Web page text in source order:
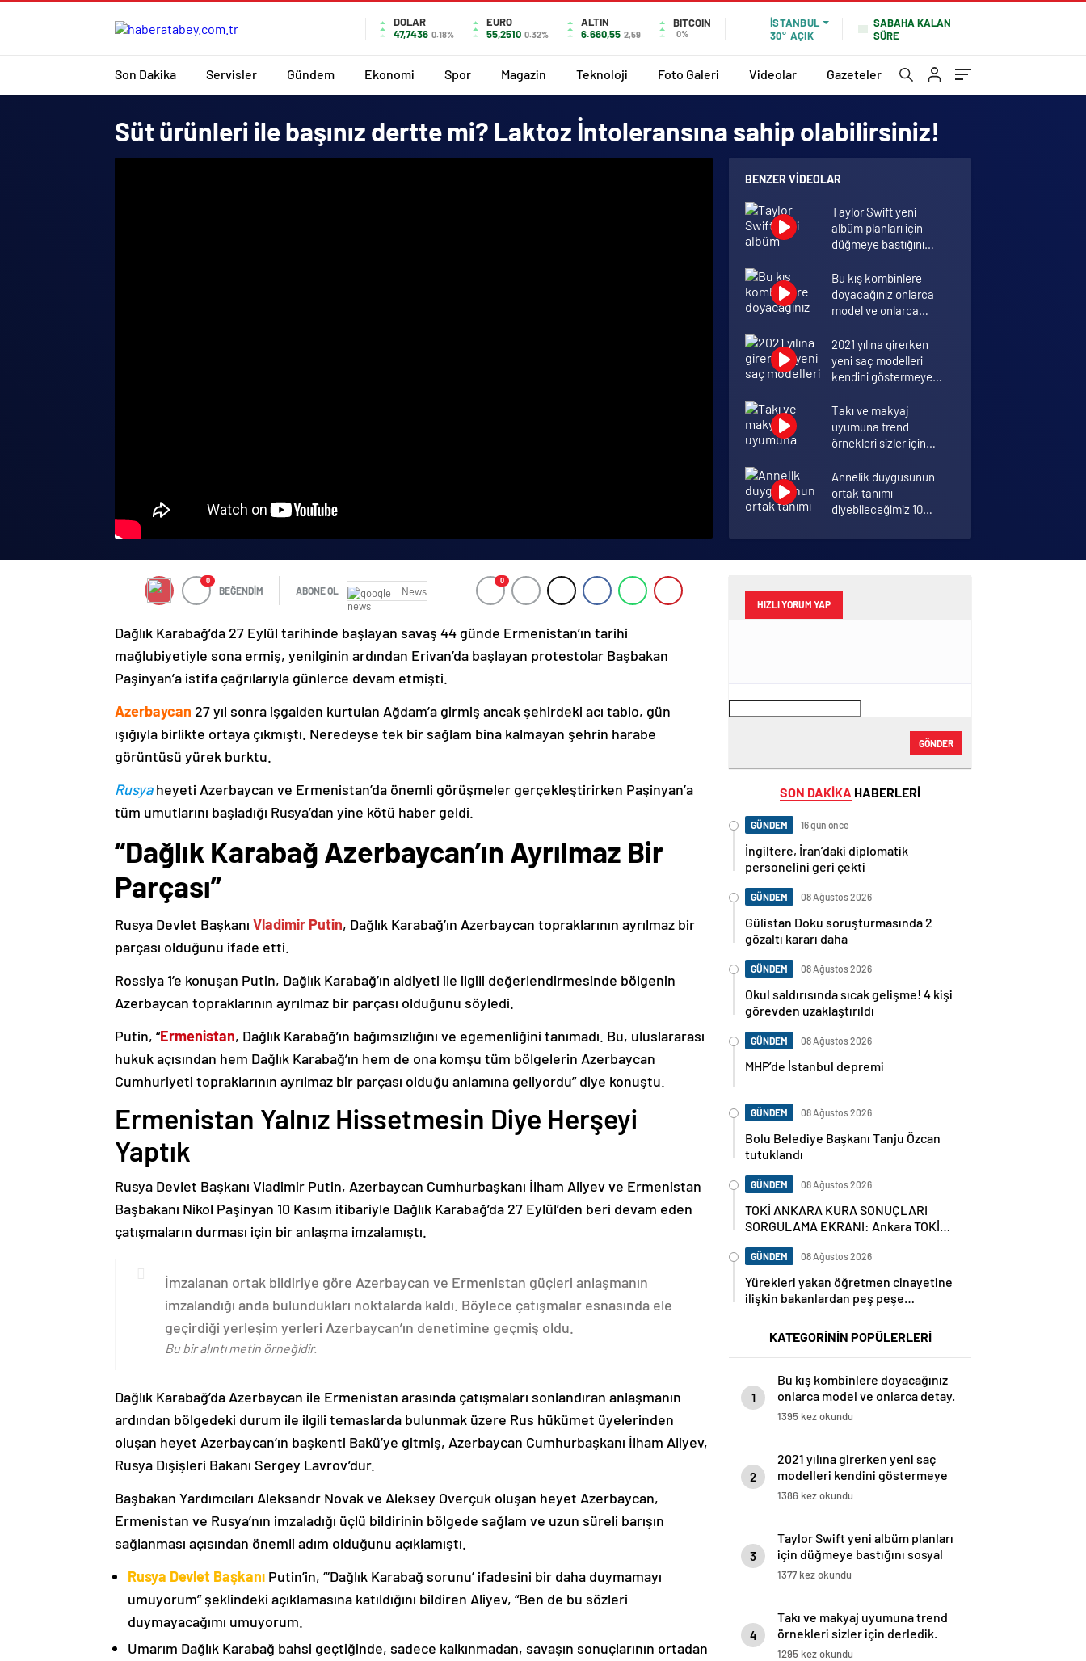
DOLAR
47,7436 0.18%
EURO
55,2510 0.32%
ALTIN
6.660,55 2,59
BITCOIN
0%
İSTANBUL
30° AÇIK
SABAHA KALAN
SÜRE
Son Dakika Servisler Gündem Ekonomi Spor Magazin Teknoloji Foto Galeri Videolar Gazeteler
Süt ürünleri ile başınız dertte mi? Laktoz İntoleransına sahip olabilirsiniz!
BENZER VIDEOLAR
Taylor Swift yeni
albüm planları için
düğmeye bastığını
duyurdu!
Bu kış kombinlere
doyacağınız onlarca
model ve onlarca
2021 yılına girerken
yeni saç modelleri
kendini göstermeye
Takı ve makyaj
uyumuna trend
örnekleri sizler için
Annelik duygusunun
ortak tanımı
diyebileceğimiz 10
Koronavirüsü hafif
geçirmek için 10 öneri
0
BEĞENDİM ABONE OL News
0
Dağlık Karabağ’da 27 Eylül tarihinde başlayan savaş 44 günde Ermenistan’ın tarihi
mağlubiyetiyle sona ermiş, yenilginin ardından Erivan’da başlayan protestolar Başbakan
Paşinyan’a istifa çağrılarıyla günlerce devam etmişti.
Azerbaycan 27 yıl sonra işgalden kurtulan Ağdam’a girmiş ancak şehirdeki acı tablo, gün
ışığıyla birlikte ortaya çıkmıştı. Neredeyse tek bir sağlam bina kalmayan şehrin harabe
görüntüsü yürek burktu.
Rusyaheyeti Azerbaycan ve Ermenistan’da önemli görüşmeler gerçekleştirirken Paşinyan’a
tüm umutlarını başladığı Rusya’dan yine kötü haber geldi.
“Dağlık Karabağ Azerbaycan’ın Ayrılmaz Bir
Parçası”
Rusya Devlet Başkanı Vladimir Putin, Dağlık Karabağ’ın Azerbaycan topraklarının ayrılmaz bir
parçası olduğunu ifade etti.
Rossiya 1’e konuşan Putin, Dağlık Karabağ’ın aidiyeti ile ilgili değerlendirmesinde bölgenin
Azerbaycan topraklarının ayrılmaz bir parçası olduğunu söyledi.
Putin, “Ermenistan, Dağlık Karabağ’ın bağımsızlığını ve egemenliğini tanımadı. Bu, uluslararası
hukuk açısından hem Dağlık Karabağ’ın hem de ona komşu tüm bölgelerin Azerbaycan
Cumhuriyeti topraklarının ayrılmaz bir parçası olduğu anlamına geliyordu” diye konuştu.
Ermenistan Yalnız Hissetmesin Diye Herşeyi
Yaptık
Rusya Devlet Başkanı Vladimir Putin, Azerbaycan Cumhurbaşkanı İlham Aliyev ve Ermenistan
Başbakanı Nikol Paşinyan 10 Kasım itibariyle Dağlık Karabağ’da 27 Eylül’den beri devam eden
çatışmaların durması için bir anlaşma imzalamıştı.
İmzalanan ortak bildiriye göre Azerbaycan ve Ermenistan güçleri anlaşmanın
imzalandığı anda bulundukları noktalarda kaldı. Böylece çatışmalar esnasında ele
geçirdiği yerleşim yerleri Azerbaycan’ın denetimine geçmiş oldu.
Bu bir alıntı metin örneğidir.
Dağlık Karabağ’da Azerbaycan ile Ermenistan arasında çatışmaları sonlandıran anlaşmanın
ardından bölgedeki durum ile ilgili temaslarda bulunmak üzere Rus hükümet üyelerinden
oluşan heyet Azerbaycan’ın başkenti Bakü’ye gitmiş, Azerbaycan Cumhurbaşkanı İlham Aliyev,
Rusya Dışişleri Bakanı Sergey Lavrov’dur.
Başbakan Yardımcıları Aleksandr Novak ve Aleksey Overçuk oluşan heyet Azerbaycan,
Ermenistan ve Rusya’nın imzaladığı üçlü bildirinin bölgede sağlam ve uzun süreli barışın
sağlanması açısından önemli adım olduğunu açıklamıştı.
Rusya Devlet Başkanı Putin’in, “‘Dağlık Karabağ sorunu’ ifadesini bir daha duymamayı
umuyorum” şeklindeki açıklamasına katıldığını bildiren Aliyev, “Ben de bu sözleri
duymayacağımı umuyorum.
Umarım Dağlık Karabağ bahsi geçtiğinde, sadece kalkınmadan, savaşın sonuçlarının ortadan
HIZLI YORUM YAP
GÖNDER
SON DAKİKA HABERLERİ
GÜNDEM 16 gün önce
İngiltere, İran’daki diplomatik
personelini geri çekti
GÜNDEM 08 Ağustos 2026
Gülistan Doku soruşturmasında 2
gözaltı kararı daha
GÜNDEM 08 Ağustos 2026
Okul saldırısında sıcak gelişme! 4 kişi
görevden uzaklaştırıldı
GÜNDEM 08 Ağustos 2026
MHP’de İstanbul depremi
GÜNDEM 08 Ağustos 2026
Bolu Belediye Başkanı Tanju Özcan
tutuklandı
GÜNDEM 08 Ağustos 2026
TOKİ ANKARA KURA SONUÇLARI
SORGULAMA EKRANI: Ankara TOKİ
YEDEK) Ankara kura sonuçları nasıl,
nereden sorgulanır?
GÜNDEM 08 Ağustos 2026
Yürekleri yakan öğretmen cinayetine
ilişkin bakanlardan peş peşe
KATEGORİNİN POPÜLERLERİ
1
Bu kış kombinlere doyacağınız
onlarca model ve onlarca detay.
1395 kez okundu
2
2021 yılına girerken yeni saç
modelleri kendini göstermeye
başladı.
1386 kez okundu
3
Taylor Swift yeni albüm planları
için düğmeye bastığını sosyal
medyadan duyurdu!
1377 kez okundu
4
Takı ve makyaj uyumuna trend
örnekleri sizler için derledik.
1295 kez okundu